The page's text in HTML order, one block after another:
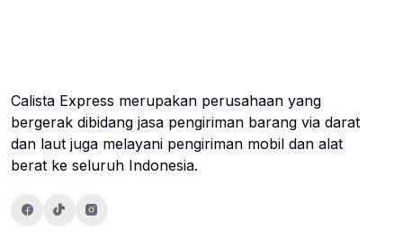
Calista Express merupakan perusahaan yang
bergerak dibidang jasa pengiriman barang via darat
dan laut juga melayani pengiriman mobil dan alat
berat ke seluruh Indonesia.